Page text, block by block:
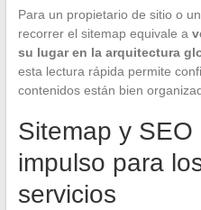
Para un propietario de sitio o
recorrer el sitemap equivale a
su lugar en la arquitectura
esta lectura rápida permite
contenidos están bien
Sitemap y SEO
impulso para
servicios